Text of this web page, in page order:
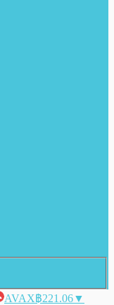
AVAX฿221.06▼